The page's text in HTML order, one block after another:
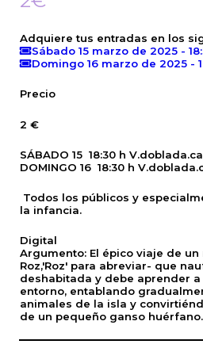
Adquiere tus entradas en los
Sábado 15 marzo de 2025 -
Domingo 16 marzo de 2025 -
Precio
2 €
SÁBADO 15 18:30 h
DOMINGO 16 18:30 h
Todos los públicos y
la infancia.
Digital
Argumento: El épico viaje de
Roz,'Roz' para abreviar- que
deshabitada y debe aprender
entorno, entablando
animales de la isla y
de un pequeño ganso huérfano.